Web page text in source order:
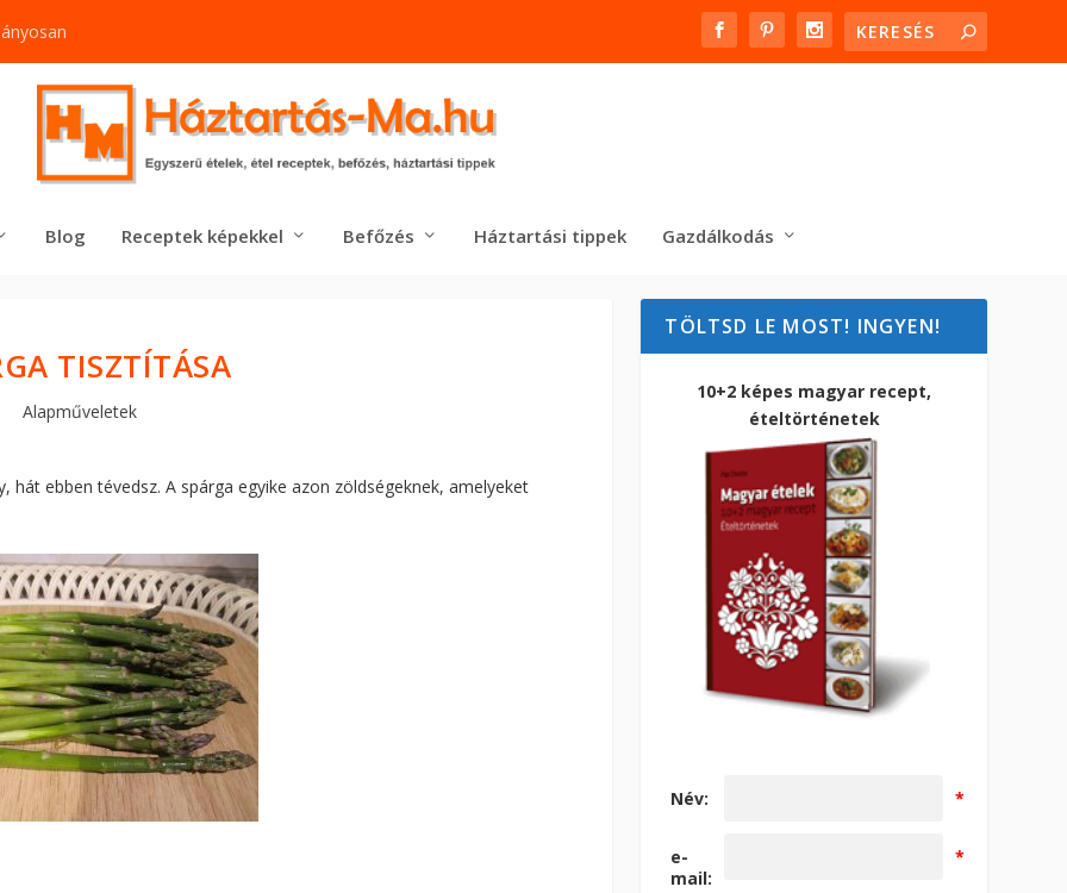
Blog Receptek képekkel Befőzés Háztartási tippek Gazdálkodás
TISZTÍTÁSA
Alapműveletek
hát ebben tévedsz. A spárga egyike azon zöldségeknek, amelyeket
TÖLTSD LE MOST! INGYEN!
10+2 képes magyar recept,
ételtörténetek
Név: *
e-
mail:
*